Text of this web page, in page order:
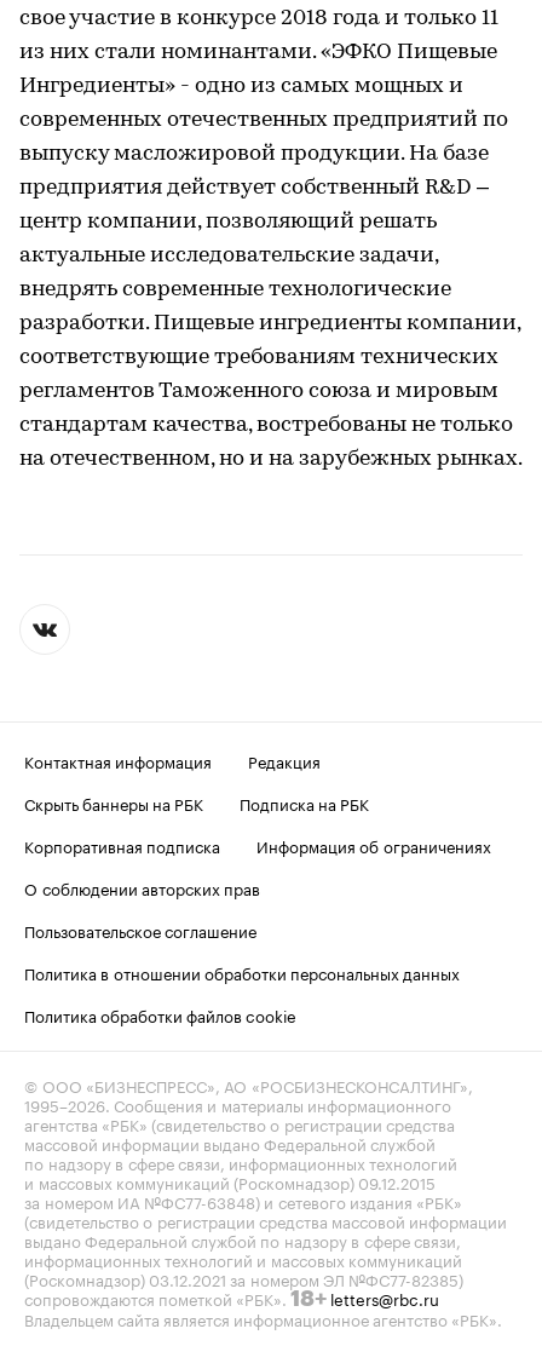
свое участие в конкурсе 2018 года и только 11
из них стали номинантами. «ЭФКО Пищевые
Ингредиенты» - одно из самых мощных и
современных отечественных предприятий по
выпуску масложировой продукции. На базе
предприятия действует собственный R&D –
центр компании, позволяющий решать
актуальные исследовательские задачи,
внедрять современные технологические
разработки. Пищевые ингредиенты компании,
соответствующие требованиям технических
регламентов Таможенного союза и мировым
стандартам качества, востребованы не только
на отечественном, но и на зарубежных рынках.
Контактная информация
Редакция
Скрыть баннеры на РБК
Подписка на РБК
Корпоративная подписка
Информация об ограничениях
О соблюдении авторских прав
Пользовательское соглашение
Политика в отношении обработки персональных данных
Политика обработки файлов cookie
© ООО «БИЗНЕСПРЕСС», АО «РОСБИЗНЕСКОНСАЛТИНГ»,
1995–2026. Сообщения и материалы информационного
агентства «РБК» (свидетельство о регистрации средства
массовой информации выдано Федеральной службой
по надзору в сфере связи, информационных технологий
и массовых коммуникаций (Роскомнадзор) 09.12.2015
за номером ИА №ФС77-63848) и сетевого издания «РБК»
(свидетельство о регистрации средства массовой информации
выдано Федеральной службой по надзору в сфере связи,
информационных технологий и массовых коммуникаций
(Роскомнадзор) 03.12.2021 за номером ЭЛ №ФС77-82385)
сопровождаются пометкой «РБК». 18+ letters@rbc.ru
Владельцем сайта является информационное агентство «РБК».